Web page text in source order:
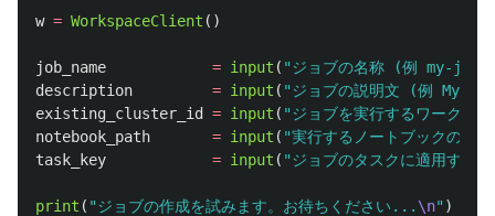
w = WorkspaceClient ()
job_name = input ( "ジョブの名称 (例 my-
description
= input ( "ジョブの説明文 (例 My
existing_cluster_id
= input ( "ジョブを実行するワーク
notebook_path
= input ( "実行するノートブックの
task_key
= input ( "ジョブのタスクに適用す
print ( "ジョブの作成を試みます。お待ちください... \n" )